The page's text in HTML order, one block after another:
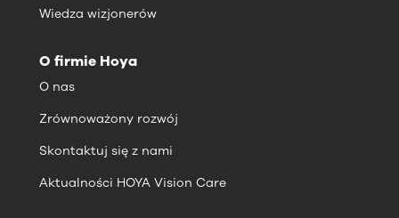
Wiedza wizjonerów
O firmie Hoya
O nas
Zrównoważony rozwój
Skontaktuj się z nami
Aktualności HOYA Vision Care